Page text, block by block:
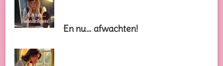
En nu… afwachten!